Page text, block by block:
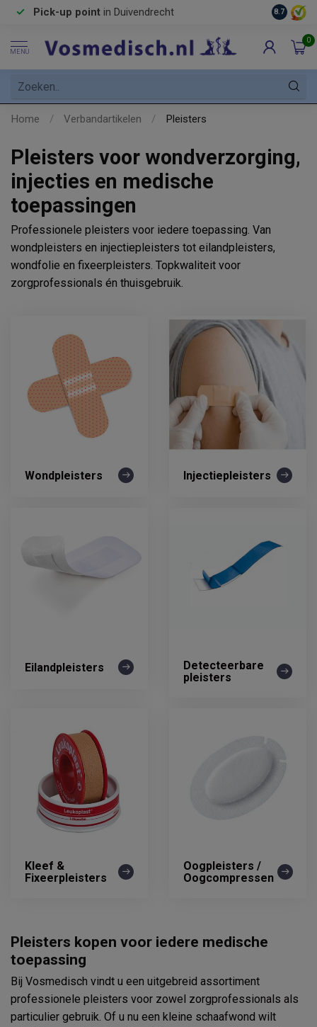
Pick-up point in Duivendrecht 8.7
MENU
0
Home / Verbandartikelen / Pleisters
Pleisters voor wondverzorging,
injecties en medische
toepassingen
Professionele pleisters voor iedere toepassing. Van
wondpleisters en injectiepleisters tot eilandpleisters,
wondfolie en fixeerpleisters. Topkwaliteit voor
zorgprofessionals én thuisgebruik.
Wondpleisters Injectiepleisters
Eilandpleisters
Detecteerbare
pleisters
Kleef &
Fixeerpleisters
Oogpleisters /
Oogcompressen
Pleisters kopen voor iedere medische
toepassing
Bij Vosmedisch vindt u een uitgebreid assortiment
professionele pleisters voor zowel zorgprofessionals als
particulier gebruik. Of u nu een kleine schaafwond wilt